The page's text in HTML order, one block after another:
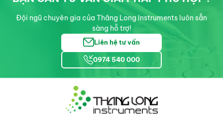
cứu này, chúng tôi khảo
sát việc sử dụng các
màng hạt nano thâm
nhập polyme có cấu
trúc lỗ nano lưỡng tính
(nanoporous polymer-
infiltrated nanoparticle
films), có khả năng
nước lỏng trong điều kiện
đẳng nhiệt và chưa bão
Đội ngũ chuyên gia của Thăng Long Instruments luôn sẵn
sàng hỗ trợ!
Liên hệ tư vấn
0974 540 000